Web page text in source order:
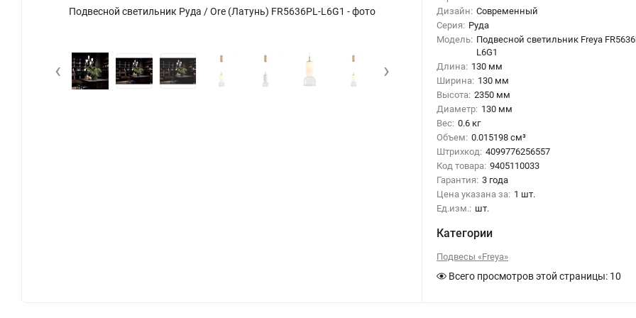
Подвесной светильник Руда / Ore (Латунь) FR5636PL-L6G1 - фото Подвесной светильник Руда / Ore (Латунь)
‹ ›
Дизайн: Современный
Серия: Руда
Модель: Подвесной светильник Freya
L6G1
Длина: 130 мм
Ширина: 130 мм
Высота: 2350 мм
Диаметр: 130 мм
Вес: 0.6 кг
Объем: 0.015198 см³
Штрихкод: 4099776256557
Код товара: 9405110033
Гарантия: 3 года
Цена указана за: 1 шт.
Ед.изм.: шт.
Категории
Подвесы «Freya»
Всего просмотров этой страницы: 10